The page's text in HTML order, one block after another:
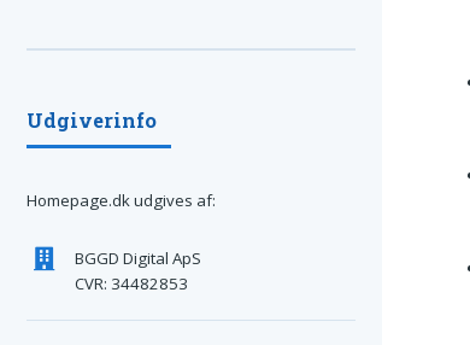
Udgiverinfo
Homepage.dk udgives af:
BGGD Digital ApS
CVR: 34482853